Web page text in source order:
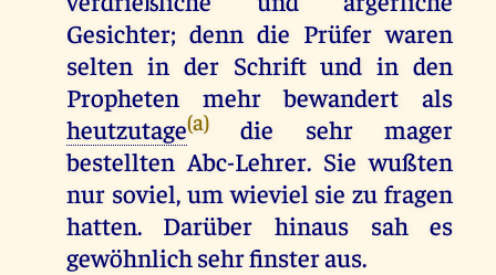
Gesichter; denn die Prüfer waren
selten in der Schrift und in den
Propheten mehr bewandert als
heutzutage(a)die sehr mager
bestellten Abc-Lehrer. Sie wußten
nur soviel, um wieviel sie zu fragen
hatten. Darüber hinaus sah es
gewöhnlich sehr finster aus.